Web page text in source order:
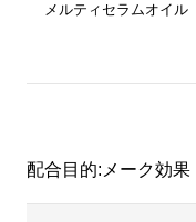
メルティセラムオイル
配合目的:メーク効果